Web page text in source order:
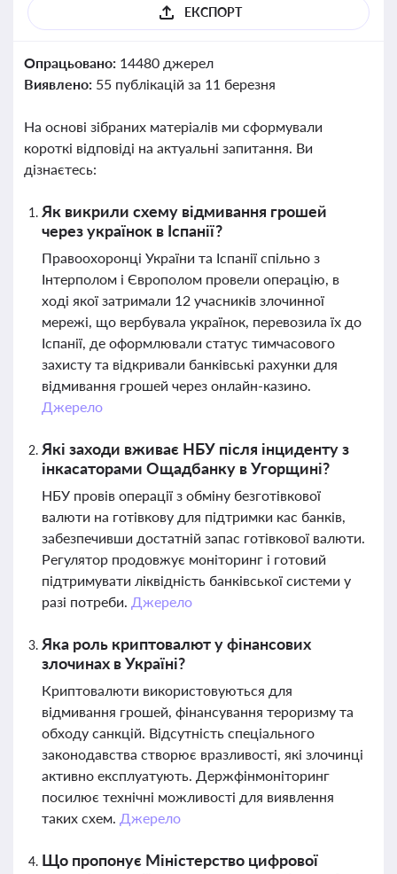
ЕКСПОРТ
Опрацьовано: 14480 джерел
Виявлено: 55 публікацій за 11 березня
На основі зібраних матеріалів ми сформували
короткі відповіді на актуальні запитання. Ви
дізнаєтесь:
Як викрили схему відмивання грошей
через українок в Іспанії?
Правоохоронці України та Іспанії спільно з
Інтерполом і Європолом провели операцію, в
ході якої затримали 12 учасників злочинної
мережі, що вербувала українок, перевозила їх до
Іспанії, де оформлювали статус тимчасового
захисту та відкривали банківські рахунки для
відмивання грошей через онлайн-казино.
Джерело
Які заходи вживає НБУ після інциденту з
інкасаторами Ощадбанку в Угорщині?
НБУ провів операції з обміну безготівкової
валюти на готівкову для підтримки кас банків,
забезпечивши достатній запас готівкової валюти.
Регулятор продовжує моніторинг і готовий
підтримувати ліквідність банківської системи у
разі потреби. Джерело
Яка роль криптовалют у фінансових
злочинах в Україні?
Криптовалюти використовуються для
відмивання грошей, фінансування тероризму та
обходу санкцій. Відсутність спеціального
законодавства створює вразливості, які злочинці
активно експлуатують. Держфінмоніторинг
посилює технічні можливості для виявлення
таких схем. Джерело
Що пропонує Міністерство цифрової